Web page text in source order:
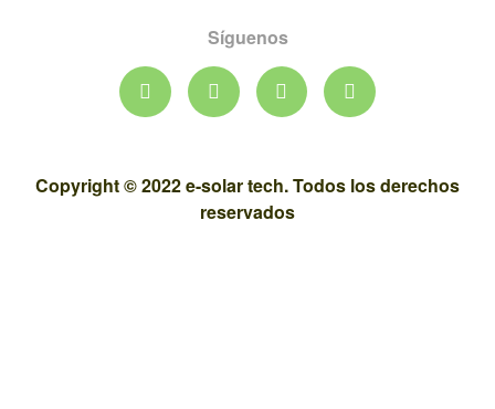
Síguenos
Copyright © 2022 e-solar tech. Todos los derechos
reservados